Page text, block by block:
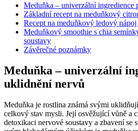
Meduňka – univerzální ingredience
Základní recept na meduňkový
Recept na meduňkový ledový
Meduňkový smoothie s chia
soustavy
Závěrečné poznámky
Meduňka – univerzální
uklidnění nervů
Meduňka je rostlina známá svými
celkový stav mysli. Její osvěžující vůně a
detoxikaci nervové soustavy a zbavení se